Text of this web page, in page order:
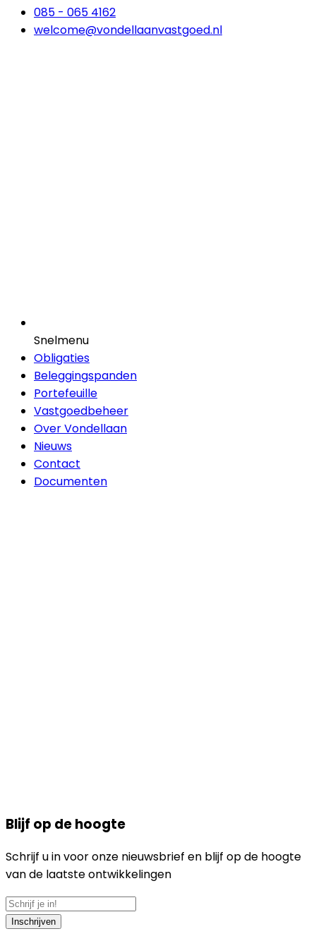
085 - 065 4162
welcome@vondellaanvastgoed.nl
Snelmenu
Obligaties
Beleggingspanden
Portefeuille
Vastgoedbeheer
Over Vondellaan
Nieuws
Contact
Documenten
Blijf op de hoogte
Schrijf u in voor onze nieuwsbrief en blijf op de hoogte
van de laatste ontwikkelingen
Inschrijven